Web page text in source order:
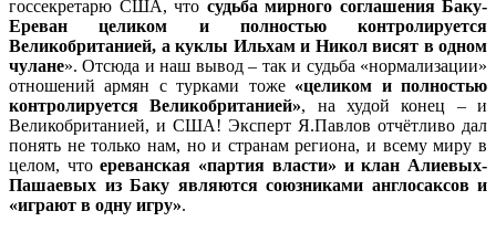
госсекретарю США, что судьба мирного соглашения Баку-
Ереван целиком и полностью контролируется
Великобританией, а куклы Ильхам и Никол висят в одном
чулане». Отсюда и наш вывод – так и судьба «нормализации»
отношений армян с турками тоже «целиком и полностью
контролируется Великобританией», на худой конец – и
Великобританией, и США! Эксперт Я.Павлов отчётливо дал
понять не только нам, но и странам региона, и всему миру в
целом, чтоереванская «партия власти» и клан Алиевых-
Пашаевых из Баку являются союзниками англосаксов и
«играют в одну игру».